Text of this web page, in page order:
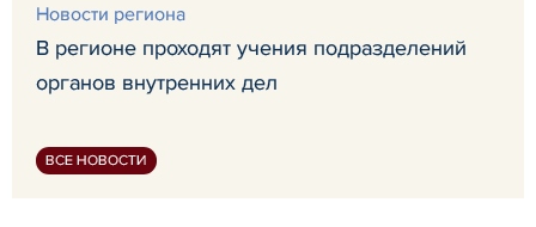
Новости региона
В регионе проходят учения подразделений
органов внутренних дел
ВСЕ НОВОСТИ